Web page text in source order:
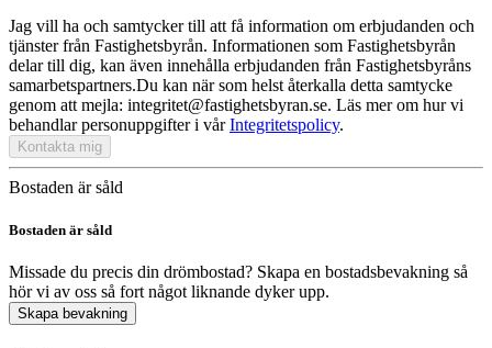
Jag vill ha och samtycker till att få information om erbjudanden och
tjänster från Fastighetsbyrån. Informationen som Fastighetsbyrån
delar till dig, kan även innehålla erbjudanden från Fastighetsbyråns
samarbetspartners.Du kan när som helst återkalla detta samtycke
genom att mejla: integritet@fastighetsbyran.se. Läs mer om hur vi
behandlar personuppgifter i vårIntegritetspolicy.
Kontakta mig
Bostaden är såld
Bostaden är såld
Missade du precis din drömbostad? Skapa en bostadsbevakning så
hör vi av oss så fort något liknande dyker upp.
Skapa bevakning